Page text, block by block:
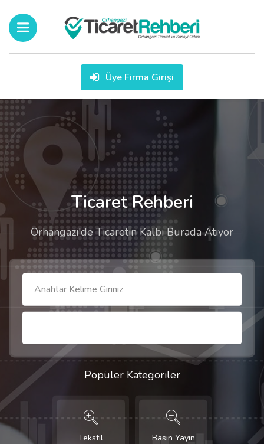
Üye Firma Girişi
Ticaret Rehberi
Orhangazi'de Ticaretin Kalbi Burada Atıyor
Popüler Kategoriler
Tekstil Basın Yayın